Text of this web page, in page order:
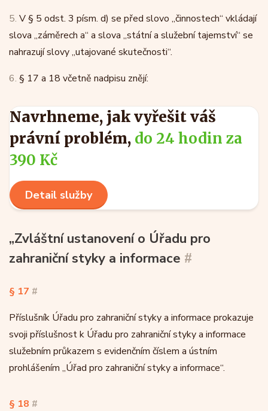
5. V § 5 odst. 3 písm. d) se před slovo „činnostech“ vkládají
slova „záměrech a“ a slova „státní a služební tajemství“ se
nahrazují slovy „utajované skutečnosti“.
6. § 17 a 18 včetně nadpisu znějí:
Navrhneme, jak vyřešit váš
právní problém, do 24 hodin za
390 Kč
Detail služby
„Zvláštní ustanovení o Úřadu pro
zahraniční styky a informace #
§ 17 #
Příslušník Úřadu pro zahraniční styky a informace prokazuje
svoji příslušnost k Úřadu pro zahraniční styky a informace
služebním průkazem s evidenčním číslem a ústním
prohlášením „Úřad pro zahraniční styky a informace“.
§ 18 #